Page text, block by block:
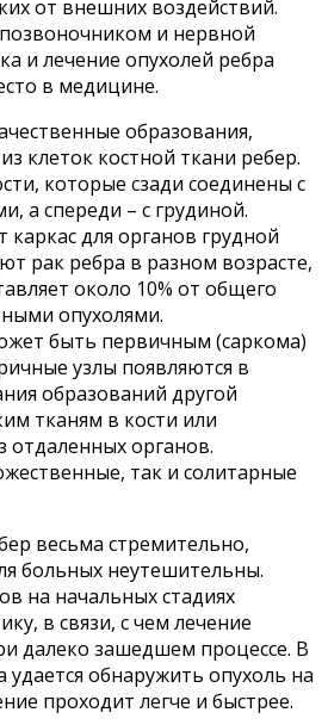
от внешних воздействий.
и нервной
и лечение опухолей ребра
в медицине.
образования,
клеток костной ткани ребер.
которые сзади соединены с
а спереди – с грудиной.
для органов грудной
рак ребра в разном возрасте,
около 10% от общего
опухолями.
быть первичным (саркома)
узлы появляются в
образований другой
тканям в кости или
отдаленных органов.
так и солитарные
весьма стремительно,
больных неутешительны.
на начальных стадиях
в связи, с чем лечение
далеко зашедшем процессе. В
удается обнаружить опухоль на
проходит легче и быстрее.